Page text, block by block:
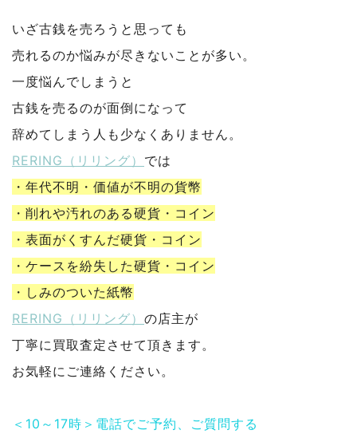
いざ古銭を売ろうと思っても
売れるのか悩みが尽きないことが多い。
一度悩んでしまうと
古銭を売るのが面倒になって
辞めてしまう人も少なくありません。
RERING（リリング） では
・年代不明・価値が不明の貨幣
・削れや汚れのある硬貨・コイン
・表面がくすんだ硬貨・コイン
・ケースを紛失した硬貨・コイン
・しみのついた紙幣
RERING（リリング） の店主が
丁寧に買取査定させて頂きます。
お気軽にご連絡ください。
＜10～17時＞電話でご予約、ご質問する